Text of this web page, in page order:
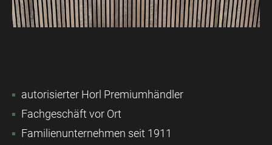
autorisierter Horl Premiumhändler
Fachgeschäft vor Ort
Familienunternehmen seit 1911